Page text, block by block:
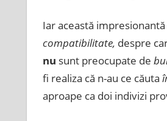
Iar această
compatibilitate, despre
nu sunt preocupate de
fi realiza că n-au ce căuta
aproape ca doi indivizi